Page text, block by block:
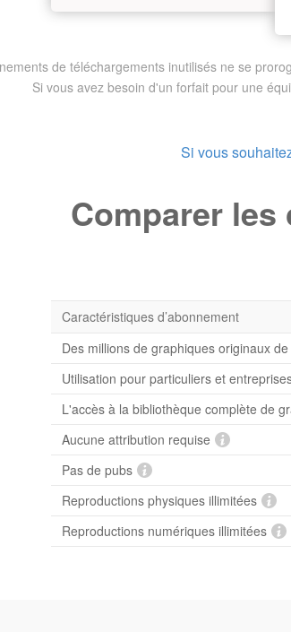
de téléchargements inutilisés ne se
Si vous avez besoin d'un forfait pour une
Si vous
Comparer
Caractéristiques d’abonnement
Des millions de graphiques originaux
Utilisation pour particuliers et
L'accès à la bibliothèque complète de
Aucune attribution requise
Pas de pubs
Reproductions physiques illimitées
Reproductions numériques illimitées